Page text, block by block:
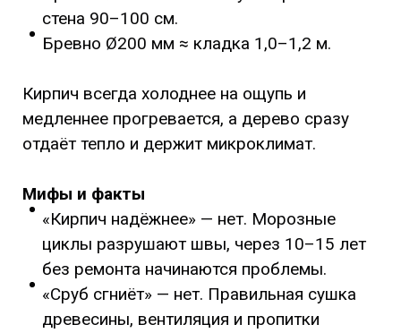
стена 90–100 см.
Бревно Ø200 мм ≈ кладка 1,0–1,2 м.
Кирпич всегда холоднее на ощупь и
медленнее прогревается, а дерево сразу
отдаёт тепло и держит микроклимат.
Мифы и факты
«Кирпич надёжнее» — нет. Морозные
циклы разрушают швы, через 10–15 лет
без ремонта начинаются проблемы.
«Сруб сгниёт» — нет. Правильная сушка
древесины, вентиляция и пропитки